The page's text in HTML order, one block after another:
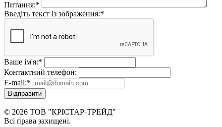
Питання:*
Введіть текст із зображення:*
Ваше ім'я:*
Контактний телефон:
E-mail:*
Відправити
© 2026 ТОВ "КРІСТАР-ТРЕЙД"
Всі права захищені.